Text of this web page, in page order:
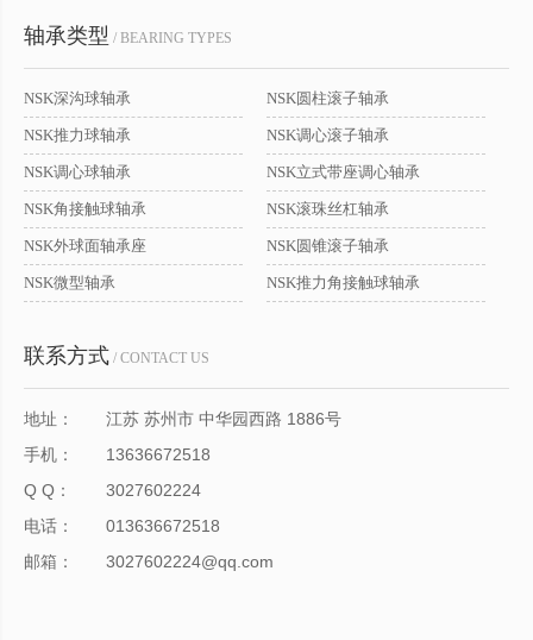
轴承类型 / BEARING TYPES
NSK深沟球轴承 NSK圆柱滚子轴承
NSK推力球轴承 NSK调心滚子轴承
NSK调心球轴承 NSK立式带座调心轴承
NSK角接触球轴承 NSK滚珠丝杠轴承
NSK外球面轴承座 NSK圆锥滚子轴承
NSK微型轴承 NSK推力角接触球轴承
联系方式 / CONTACT US
地址：
江苏 苏州市 中华园西路 1886号
手机：
13636672518
Q Q：
3027602224
电话：
013636672518
邮箱：
3027602224@qq.com